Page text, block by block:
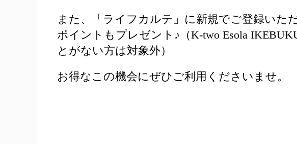
また、「ライフカルテ」に新規でご登録いた
ポイントもプレゼント♪（K-two Esola
とがない方は対象外）
お得なこの機会にぜひご利用くださいませ。